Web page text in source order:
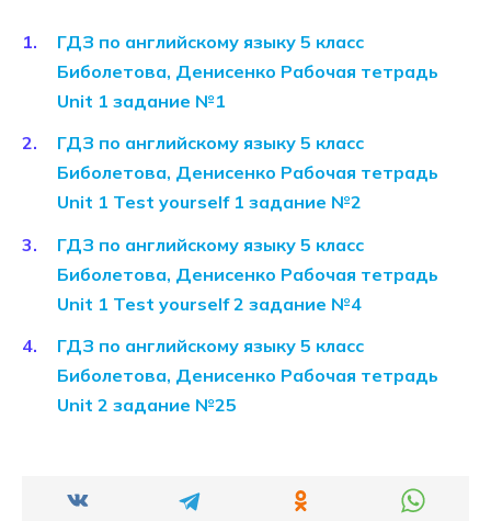
ГДЗ по английскому языку 5 класс
Биболетова, Денисенко Рабочая тетрадь
Unit 1 задание №1
ГДЗ по английскому языку 5 класс
Биболетова, Денисенко Рабочая тетрадь
Unit 1 Test yourself 1 задание №2
ГДЗ по английскому языку 5 класс
Биболетова, Денисенко Рабочая тетрадь
Unit 1 Test yourself 2 задание №4
ГДЗ по английскому языку 5 класс
Биболетова, Денисенко Рабочая тетрадь
Unit 2 задание №25